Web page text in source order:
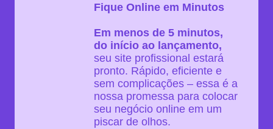
Fique Online em Minutos
Em menos de 5 minutos,
do início ao lançamento,
seu site profissional estará
pronto. Rápido, eficiente e
sem complicações – essa é a
nossa promessa para colocar
seu negócio online em um
piscar de olhos.